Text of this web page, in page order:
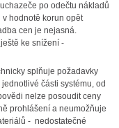
po odečtu nákladů
hodnotě korun opět
cen je nejasná.
ke snížení -
splňuje požadavky
části systému, od
nelze posoudit ceny
prohlášení a neumožňuje
- nedostatečné